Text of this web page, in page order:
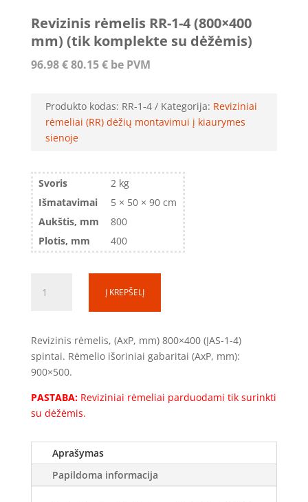
Revizinis rėmelis RR-1-4 (800×400
mm) (tik komplekte su dėžėmis)
96.98€80.15€be PVM
Produkto kodas: RR-1-4 Kategorija: Reviziniai
rėmeliai (RR) dėžių montavimui į kiaurymes
sienoje
Svoris
2 kg
Išmatavimai
5 × 50 × 90 cm
Aukštis, mm
800
Plotis, mm
400
kiekis:
RR-
1-
4
(800x400
mm)
komplekte
dėžėmis)
Į KREPŠELĮ
Revizinis rėmelis, (AxP, mm) 800×400 (ĮAS-1-4)
spintai. Rėmelio išoriniai gabaritai (AxP, mm):
900×500.
PASTABA:Reviziniai rėmeliai parduodami tik surinkti
su dėžėmis.
Aprašymas
Papildoma informacija